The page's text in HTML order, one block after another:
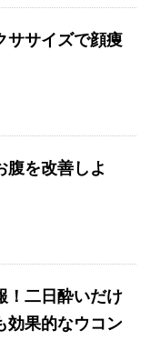
ササイズで顔痩
腹を改善しよ
！二日酔いだけ
効果的なウコン